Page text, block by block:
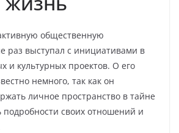
общественную
раз выступал с инициативами в
и культурных проектов. О его
немного, так как он
личное пространство в тайне
подробности своих отношений и